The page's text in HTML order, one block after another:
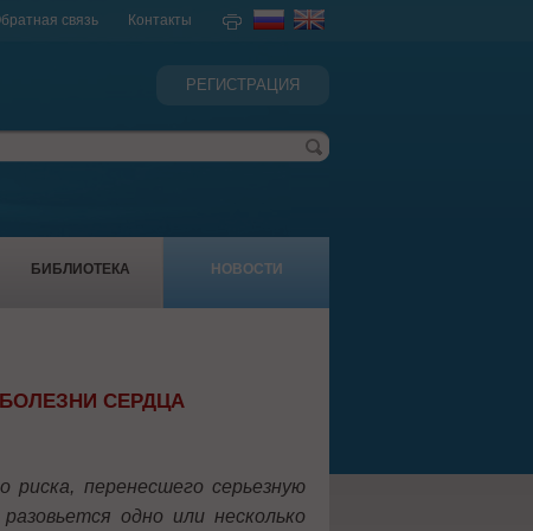
связь Контакты
РЕГИСТРАЦИЯ
БИБЛИОТЕКА НОВОСТИ
СЕРДЦА
риска, перенесшего серьезную
одно или несколько